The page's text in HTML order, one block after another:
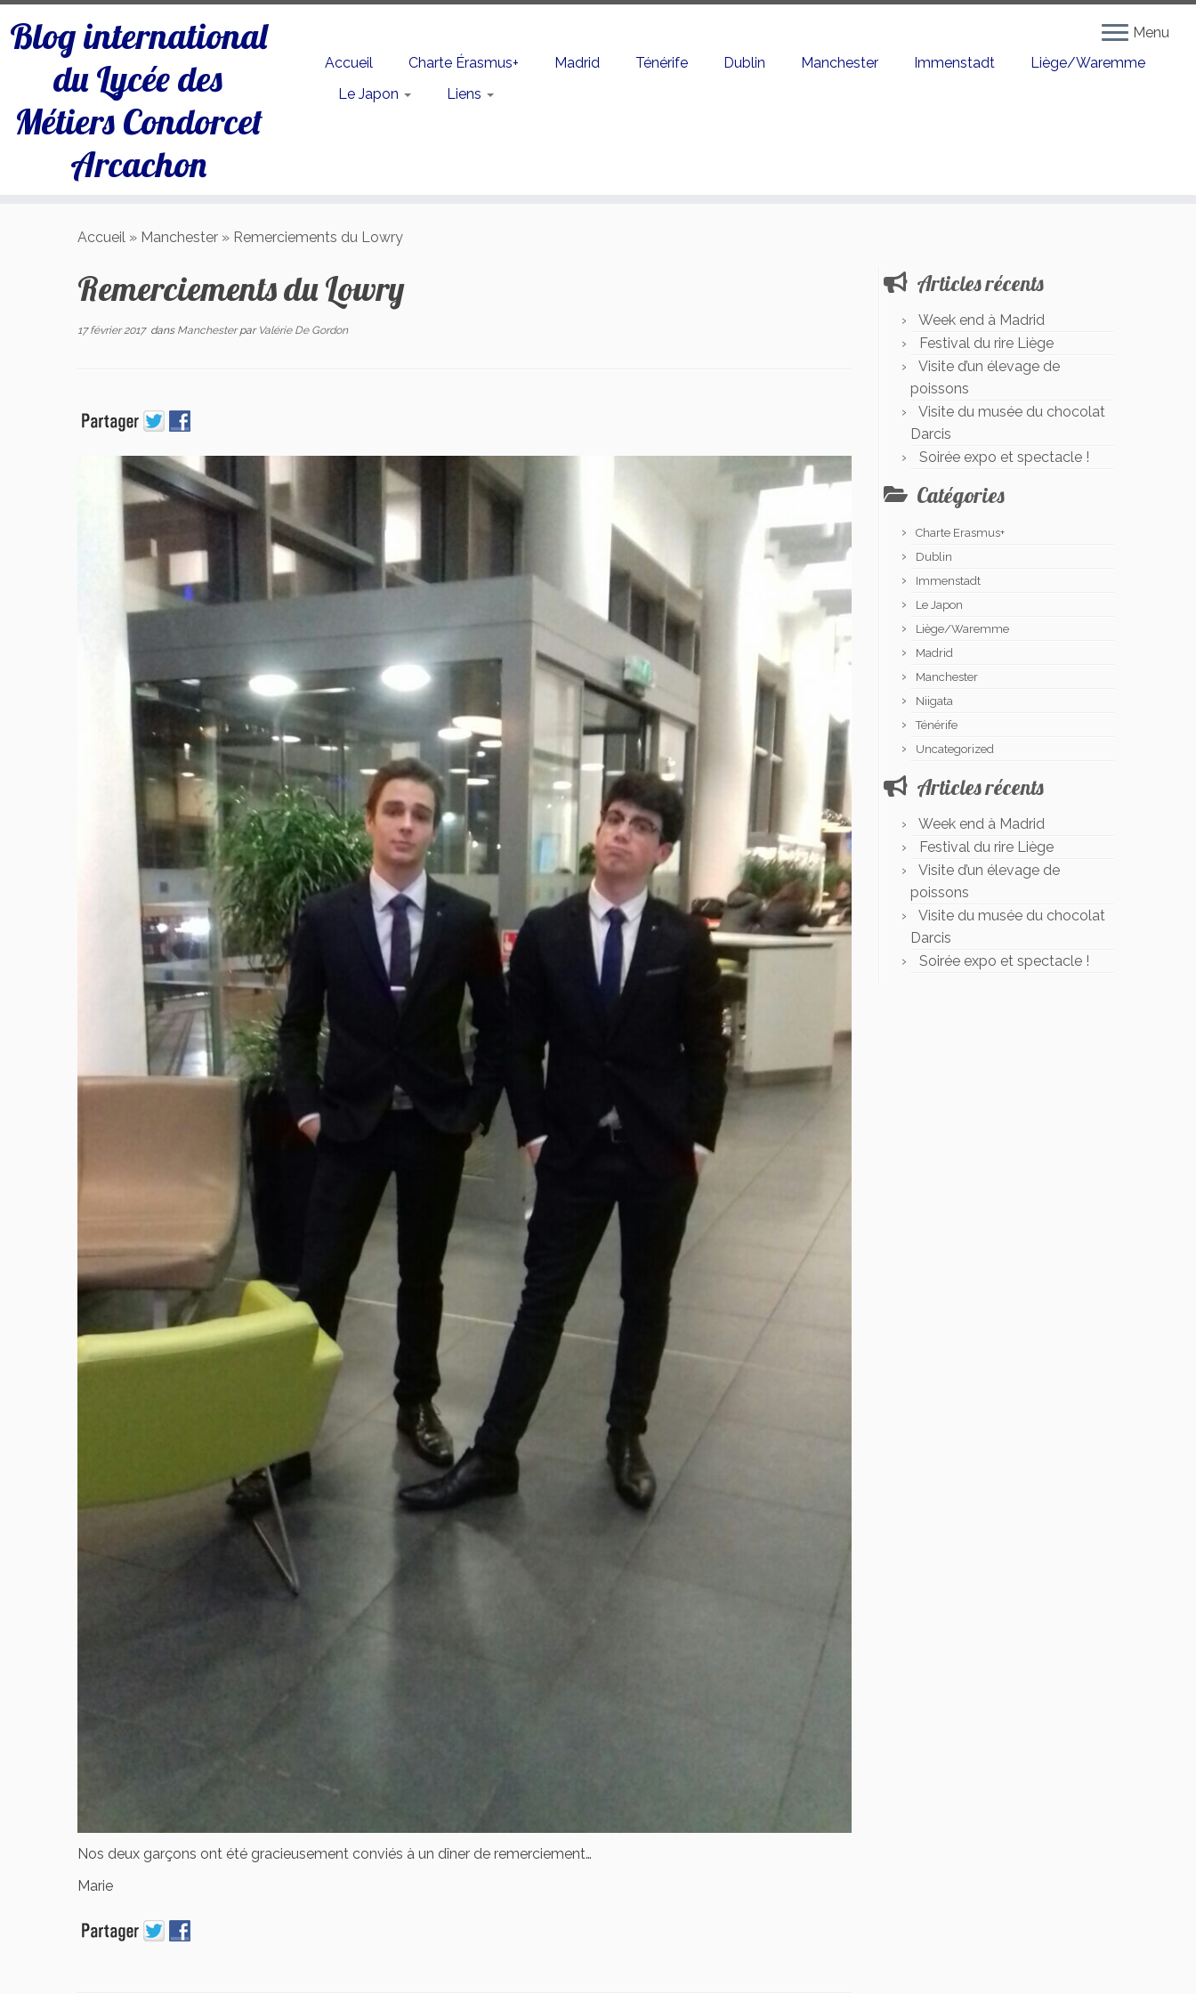
Blog international
du Lycée des
Métiers Condorcet
Arcachon
Menu
Accueil
Charte Érasmus+ Madrid Ténérife Dublin Manchester Immenstadt
Liège/Waremme
Le Japon
Liens
Accueil » Manchester » Remerciements du Lowry
Remerciements du Lowry
17 février 2017dans Manchesterpar Valérie De Gordon
Nos deux garçons ont été gracieusement conviés à un dîner de remerciement…
Marie
Articles récents
Week end à Madrid
Festival du rire Liège
Visite d’un élevage de
poissons
Visite du musée du chocolat
Darcis
Soirée expo et spectacle !
Catégories
Charte Erasmus+
Dublin
Immenstadt
Le Japon
Liège/Waremme
Madrid
Manchester
Niigata
Ténérife
Uncategorized
Articles récents
Week end à Madrid
Festival du rire Liège
Visite d’un élevage de
poissons
Visite du musée du chocolat
Darcis
Soirée expo et spectacle !